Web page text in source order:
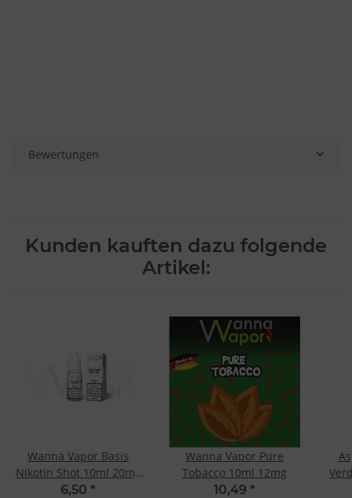
Bewertungen
Kunden kauften dazu folgende
Artikel:
Wanna Vapor Basis
Nikotin Shot 10ml 20mg
- 50/50
6,50 *
Wanna Vapor Pure
Tobacco 10ml 12mg
10,49 *